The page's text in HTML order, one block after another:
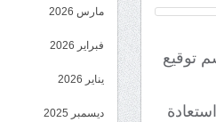
توقيع
مارس 2026
فبراير 2026
يناير 2026
ديسمبر 2025